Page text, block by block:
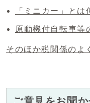
「ミニカー」とは
原動機付自転車等
そのほか税関係のよ